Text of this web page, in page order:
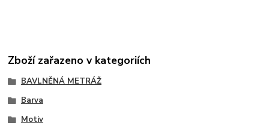
Zboží zařazeno v kategoriích
BAVLNĚNÁ METRÁŽ
Barva
Motiv